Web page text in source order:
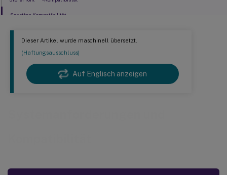
Dieser Artikel wurde maschinell übersetzt.
(Haftungsausschluss)
Auf Englisch anzeigen
Sonstige Kompatibilität